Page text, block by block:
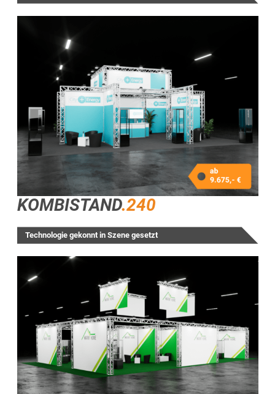
KOMBISTAND.240
Technologie gekonnt in Szene gesetzt